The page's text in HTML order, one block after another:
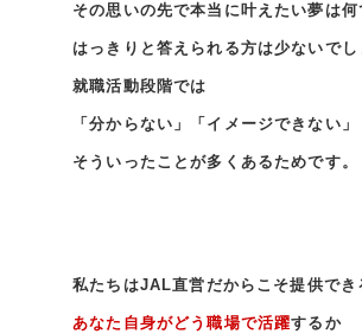
その思いの先で本当に叶えたい夢は何
はっきりと答えられる方は少ないでし
就職活動段階では
「分からない」「イメージできない」
そういったことが多くあるためです。
私たちはJAL直営だからこそ提供でき
あなた自身がどう職場で活躍するか